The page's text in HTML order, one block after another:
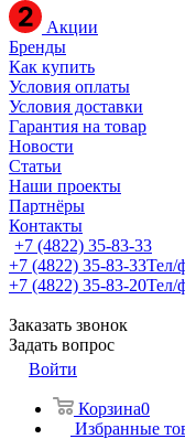
Акции
Бренды
Как купить
Условия оплаты
Условия доставки
Гарантия на товар
Новости
Статьи
Наши проекты
Партнёры
Контакты
+7 (4822) 35-83-33
+7 (4822) 35-83-33Тел/
+7 (4822) 35-83-20Тел/
Заказать звонок
Задать вопрос
Войти
Корзина0
Избранные